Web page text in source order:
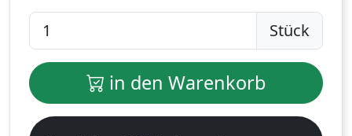
Stück
in den Warenkorb